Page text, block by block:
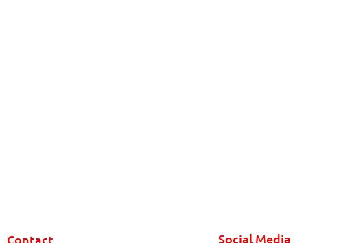
Contact Social Media